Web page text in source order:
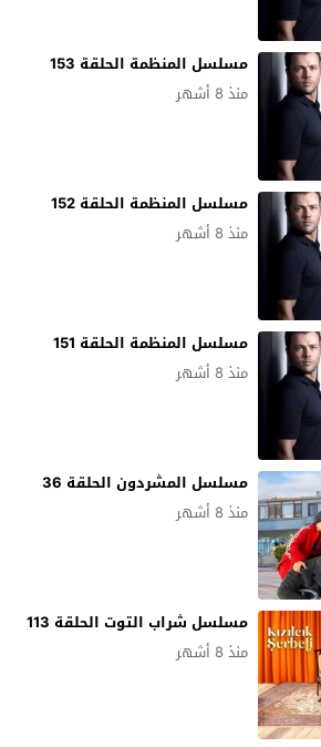
مسلسل المنظمة الحلقة 153
منذ 8 أشهر
مسلسل المنظمة الحلقة 152
منذ 8 أشهر
مسلسل المنظمة الحلقة 151
منذ 8 أشهر
مسلسل المشردون الحلقة 36
منذ 8 أشهر
مسلسل شراب التوت الحلقة 113
منذ 8 أشهر